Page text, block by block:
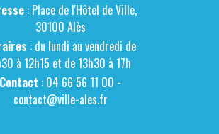
: Place de l'Hôtel de Ville,
30100 Alès
: du lundi au vendredi de
à 12h15 et de 13h30 à 17h
Contact : 04 66 56 11 00 -
contact@ville-ales.fr